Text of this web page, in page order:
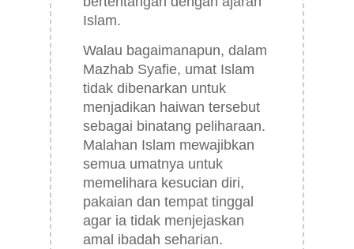
Islam.
Walau bagaimanapun, dalam
Mazhab Syafie, umat Islam
tidak dibenarkan untuk
menjadikan haiwan tersebut
sebagai binatang peliharaan.
Malahan Islam mewajibkan
semua umatnya untuk
memelihara kesucian diri,
pakaian dan tempat tinggal
agar ia tidak menjejaskan
amal ibadah seharian.